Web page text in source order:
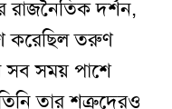
রাজনৈতিক দর্শন,
করেছিল তরুণ
সব সময় পাশে
তার শত্রুদেরও